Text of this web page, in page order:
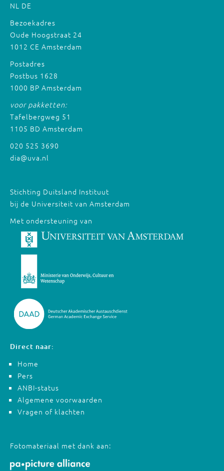
NL DE
Bezoekadres
Oude Hoogstraat 24
1012 CE Amsterdam
Postadres
Postbus 1628
1000 BP Amsterdam
voor pakketten:
Tafelbergweg 51
1105 BD Amsterdam
020 525 3690
dia@uva.nl
Stichting Duitsland Instituut
bij de Universiteit van Amsterdam
Met ondersteuning van
Direct naar:
Home
Pers
ANBI-status
Algemene voorwaarden
Vragen of klachten
Fotomateriaal met dank aan: